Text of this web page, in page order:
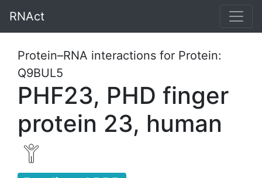
RNAct
Protein–RNA interactions for Protein:
Q9BUL5
PHF23, PHD finger
protein 23, human